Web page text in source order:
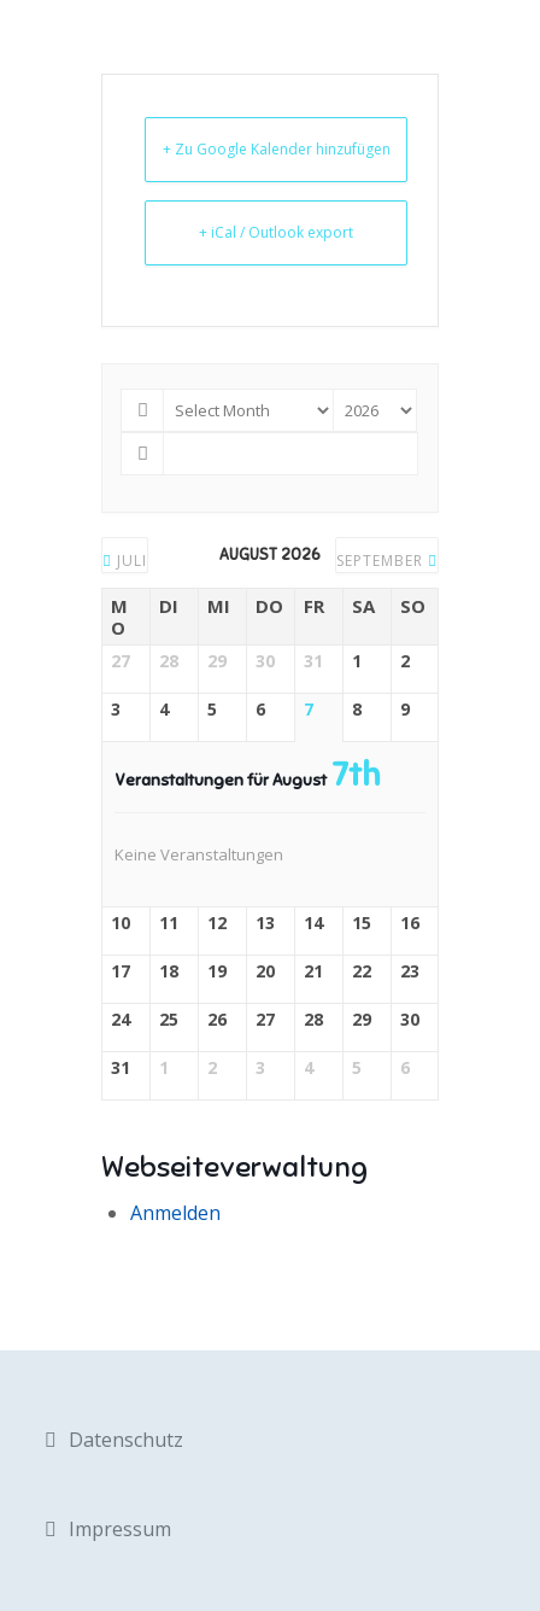
+ Zu Google Kalender hinzufügen
+ iCal / Outlook export
JULI AUGUST 2026 SEPTEMBER
M
O
DI MI DO FR SA SO
27 28 29 30 31 1 2
3 4 5 6 7 8 9
Veranstaltungen für August 7th
Keine Veranstaltungen
10 11 12 13 14 15 16
17 18 19 20 21 22 23
24 25 26 27 28 29 30
31 1 2 3 4 5 6
Webseiteverwaltung
Anmelden
Datenschutz
Impressum